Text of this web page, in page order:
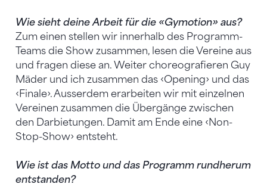
Wie sieht deine Arbeit für die «Gymotion» aus?
Zum einen stellen wir innerhalb des Programm-
Teams die Show zusammen, lesen die Vereine aus
und fragen diese an. Weiter choreografieren Guy
Mäder und ich zusammen das ‹Opening› und das
‹Finale›. Ausserdem erarbeiten wir mit einzelnen
Vereinen zusammen die Übergänge zwischen
den Darbietungen. Damit am Ende eine ‹Non-
Stop-Show› entsteht.
Wie ist das Motto und das Programm rundherum
entstanden?